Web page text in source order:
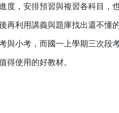
度，安排預習與複習各科目，
再利用講義與題庫找出還不懂的
小考，而國一上學期三次段
得使用的好教材。